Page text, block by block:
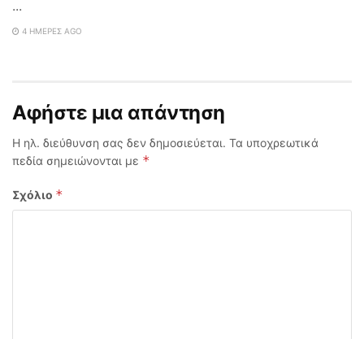
...
4 ΗΜΈΡΕΣ AGO
Αφήστε μια απάντηση
Η ηλ. διεύθυνση σας δεν δημοσιεύεται. Τα υποχρεωτικά
πεδία σημειώνονται με *
Σχόλιο *